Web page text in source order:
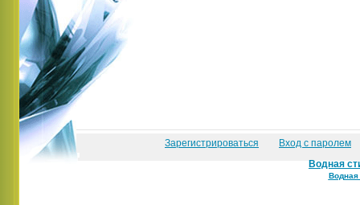
Зарегистрироваться
Вход с паролем
Водная
Водная